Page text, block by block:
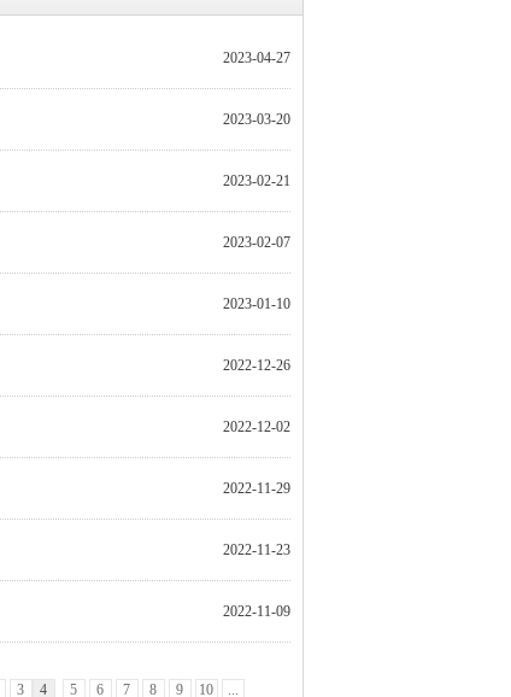
2023-04-27
2023-03-20
2023-02-21
2023-02-07
2023-01-10
2022-12-26
2022-12-02
2022-11-29
2022-11-23
2022-11-09
3 4 5 6 7 8 9 10 ...